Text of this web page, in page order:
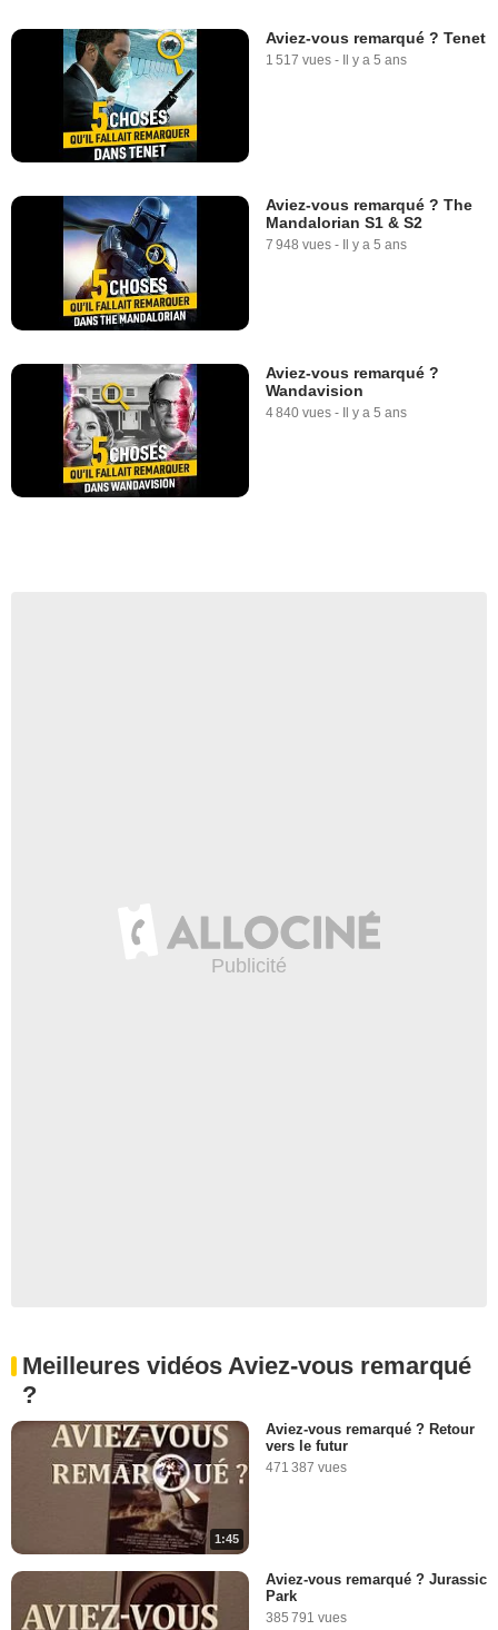
Aviez-vous remarqué ? Tenet
1 517 vues - Il y a 5 ans
Aviez-vous remarqué ? The
Mandalorian S1 & S2
7 948 vues - Il y a 5 ans
Aviez-vous remarqué ?
Wandavision
4 840 vues - Il y a 5 ans
Meilleures vidéos Aviez-vous remarqué
?
1:45
Aviez-vous remarqué ? Retour
vers le futur
471 387 vues
Aviez-vous remarqué ? Jurassic
Park
385 791 vues